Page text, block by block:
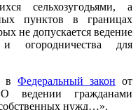
сельхозугодьями, а
пунктов в границах
не допускается ведение
и огородничества для
вФедеральный закон от
ведении гражданами
собственных нужд…».